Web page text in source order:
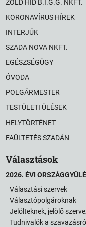
ZÖLD HÍD B.I.G.G. NKFT.
KORONAVÍRUS HÍREK
INTERJÚK
SZADA NOVA NKFT.
EGÉSZSÉGÜGY
ÓVODA
POLGÁRMESTER
TESTÜLETI ÜLÉSEK
HELYTÖRTÉNET
FAÜLTETÉS SZADÁN
Választások
2026. ÉVI
Választási szervek
Választópolgároknak
Jelölteknek, jelölő
Tudnivalók a szavazásról